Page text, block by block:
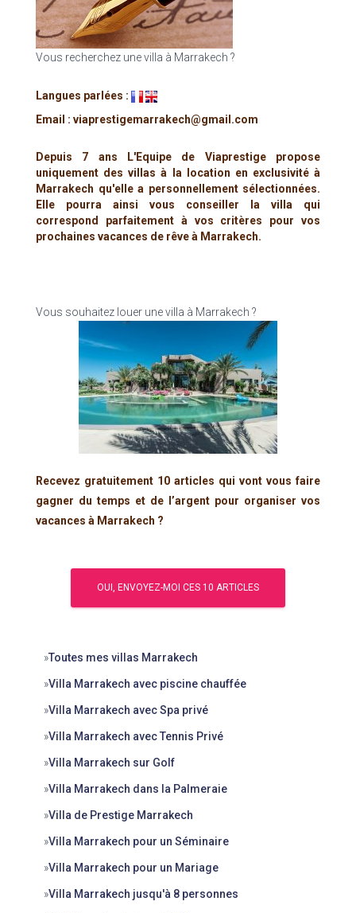
Vous recherchez une villa à Marrakech ?
Langues parlées :
Email : viaprestigemarrakech@gmail.com
Depuis 7 ans L'Equipe de Viaprestige propose
uniquement des villas à la location en exclusivité à
Marrakech qu'elle a personnellement sélectionnées.
Elle pourra ainsi vous conseiller la villa qui
correspond parfaitement à vos critères pour vos
prochaines vacances de rêve à Marrakech.
Vous souhaitez louer une villa à Marrakech ?
Recevez gratuitement 10 articles qui vont vous faire
gagner du temps et de l’argent pour organiser vos
vacances à Marrakech ?
»Toutes mes villas Marrakech
»Villa Marrakech avec piscine chauffée
»Villa Marrakech avec Spa privé
»Villa Marrakech avec Tennis Privé
»Villa Marrakech sur Golf
»Villa Marrakech dans la Palmeraie
»Villa de Prestige Marrakech
»Villa Marrakech pour un Séminaire
»Villa Marrakech pour un Mariage
»Villa Marrakech jusqu'à 8 personnes